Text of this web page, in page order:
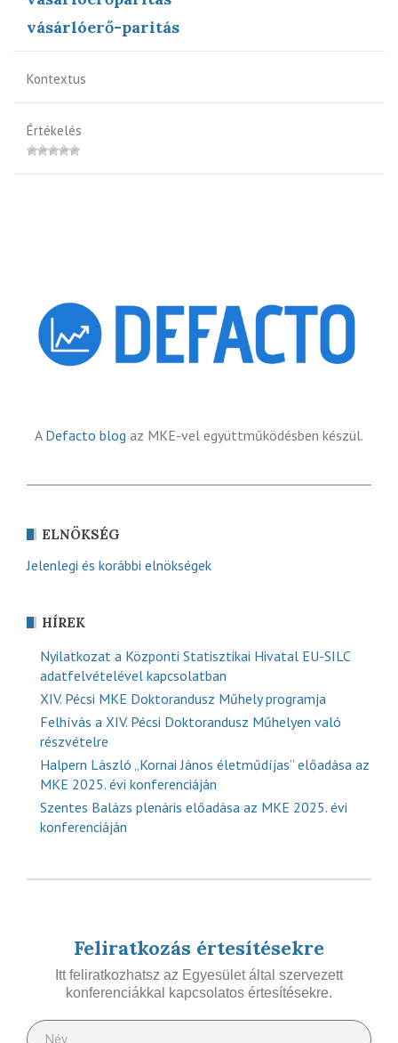
vásárlóerő-paritás
Kontextus
Értékelés
A Defacto blog az MKE-vel együttműködésben készül.
ELNÖKSÉG
Jelenlegi és korábbi elnökségek
HÍREK
Nyilatkozat a Központi Statisztikai Hivatal EU-SILC
adatfelvételével kapcsolatban
XIV. Pécsi MKE Doktorandusz Műhely programja
Felhívás a XIV. Pécsi Doktorandusz Műhelyen való
részvételre
Halpern László „Kornai János életműdíjas” előadása az
MKE 2025. évi konferenciáján
Szentes Balázs plenáris előadása az MKE 2025. évi
konferenciáján
Feliratkozás értesítésekre
Itt feliratkozhatsz az Egyesület által szervezett
konferenciákkal kapcsolatos értesítésekre.